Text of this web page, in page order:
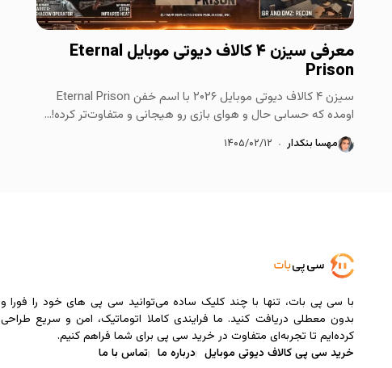
معرفی سیزن ۴ کالاف دیوتی موبایل Eternal
Prison
سیزن ۴ کالاف دیوتی موبایل ۲۰۲۶ با اسم خفن Eternal Prison
اومده که حسابی حال و هوای بازی رو هیجانی‌ و متفاوت‌تر کرده!...
مهسا بنکدار ۱۴۰۵/۰۲/۱۲
با سی ‌پی‌ بات، تنها با چند کلیک ساده می‌توانید سی پی های خود را فورا و
بدون معطلی دریافت کنید. ما فرایندی کاملا اتوماتیک، امن و سریع طراحی
کرده‌ایم تا تجربه‌ای متفاوت در خرید سی پی برای شما فراهم کنیم.
خرید سی پی کالاف دیوتی موبایل درباره ما تماس با ما